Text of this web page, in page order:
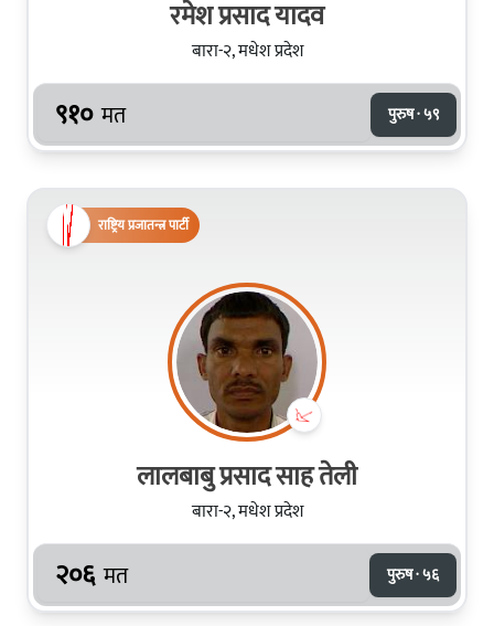
रमेश प्रसाद यादव
बारा-२, मधेश प्रदेश
९१० मत पुरुष · ५९
राष्ट्रिय प्रजातन्त्र पार्टी
लालबाबु प्रसाद साह तेली
बारा-२, मधेश प्रदेश
२०६ मत पुरुष · ५६